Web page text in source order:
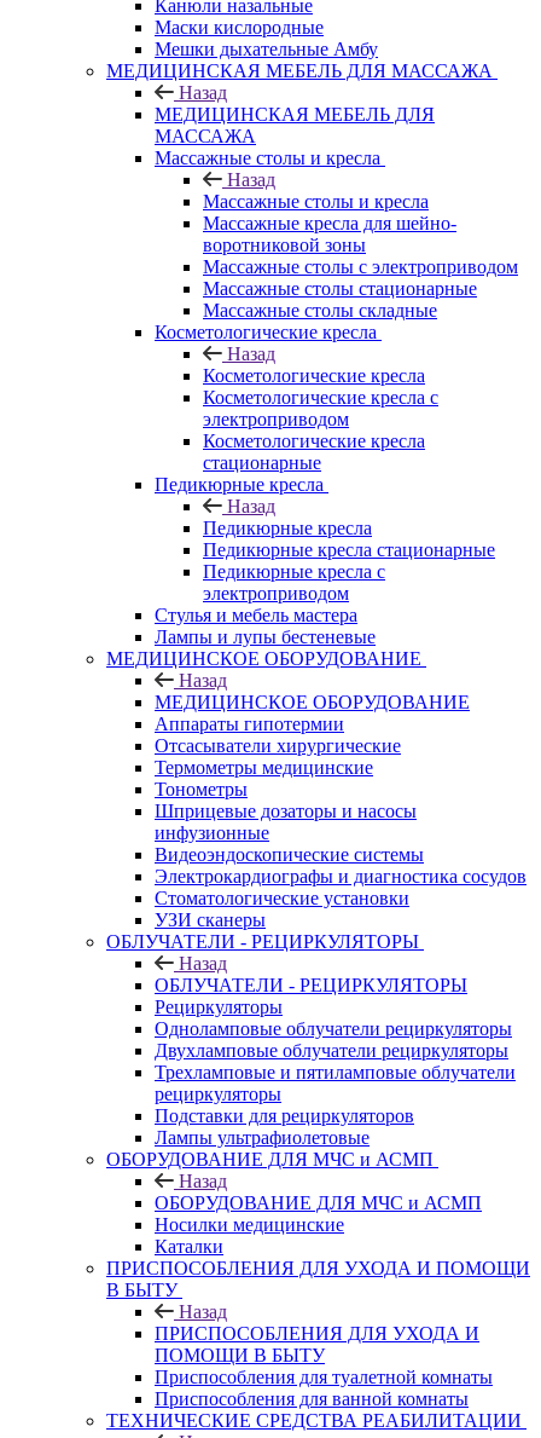
Канюли назальные
Маски кислородные
Мешки дыхательные Амбу
МЕДИЦИНСКАЯ МЕБЕЛЬ ДЛЯ МАССАЖА
Назад
МЕДИЦИНСКАЯ МЕБЕЛЬ ДЛЯ
МАССАЖА
Массажные столы и кресла
Назад
Массажные столы и кресла
Массажные кресла для шейно-
воротниковой зоны
Массажные столы с электроприводом
Массажные столы стационарные
Массажные столы складные
Косметологические кресла
Назад
Косметологические кресла
Косметологические кресла с
электроприводом
Косметологические кресла
стационарные
Педикюрные кресла
Назад
Педикюрные кресла
Педикюрные кресла стационарные
Педикюрные кресла с
электроприводом
Стулья и мебель мастера
Лампы и лупы бестеневые
МЕДИЦИНСКОЕ ОБОРУДОВАНИЕ
Назад
МЕДИЦИНСКОЕ ОБОРУДОВАНИЕ
Аппараты гипотермии
Отсасыватели хирургические
Термометры медицинские
Тонометры
Шприцевые дозаторы и насосы
инфузионные
Видеоэндоскопические системы
Электрокардиографы и диагностика сосудов
Стоматологические установки
УЗИ сканеры
ОБЛУЧАТЕЛИ - РЕЦИРКУЛЯТОРЫ
Назад
ОБЛУЧАТЕЛИ - РЕЦИРКУЛЯТОРЫ
Рециркуляторы
Одноламповые облучатели рециркуляторы
Двухламповые облучатели рециркуляторы
Трехламповые и пятиламповые облучатели
рециркуляторы
Подставки для рециркуляторов
Лампы ультрафиолетовые
ОБОРУДОВАНИЕ ДЛЯ МЧС и АСМП
Назад
ОБОРУДОВАНИЕ ДЛЯ МЧС и АСМП
Носилки медицинские
Каталки
ПРИСПОСОБЛЕНИЯ ДЛЯ УХОДА И ПОМОЩИ
В БЫТУ
Назад
ПРИСПОСОБЛЕНИЯ ДЛЯ УХОДА И
ПОМОЩИ В БЫТУ
Приспособления для туалетной комнаты
Приспособления для ванной комнаты
ТЕХНИЧЕСКИЕ СРЕДСТВА РЕАБИЛИТАЦИИ